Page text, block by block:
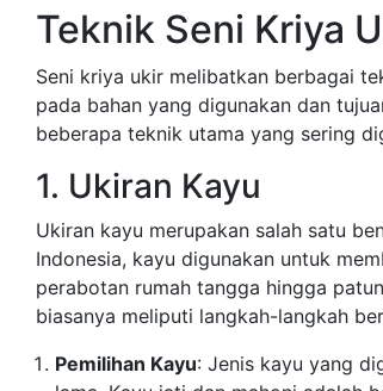
Teknik Seni Kriya
Seni kriya ukir melibatkan berbagai
pada bahan yang digunakan dan
beberapa teknik utama yang sering
1. Ukiran Kayu
Ukiran kayu merupakan salah satu
Indonesia, kayu digunakan untuk
perabotan rumah tangga hingga
biasanya meliputi langkah-langkah
Pemilihan Kayu: Jenis kayu yang